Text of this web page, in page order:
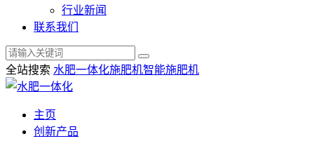
行业新闻
联系我们
全站搜索 水肥一体化施肥机智能施肥机
主页
创新产品